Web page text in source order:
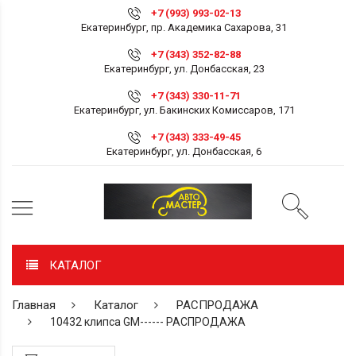
+7 (993) 993-02-13
Екатеринбург, пр. Академика Сахарова, 31
+7 (343) 352-82-88
Екатеринбург, ул. Донбасская, 23
+7 (343) 330-11-71
Екатеринбург, ул. Бакинских Комиссаров, 171
+7 (343) 333-49-45
Екатеринбург, ул. Донбасская, 6
КАТАЛОГ
Главная Каталог РАСПРОДАЖА
10432 клипса GM------ РАСПРОДАЖА